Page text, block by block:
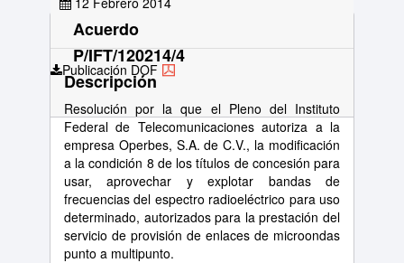
Publicación DOF
Acuerdo
P/IFT/120214/4
Descripción
Resolución por la que el Pleno del Instituto
Federal de Telecomunicaciones autoriza a la
empresa Operbes, S.A. de C.V., la modificación
a la condición 8 de los títulos de concesión para
usar, aprovechar y explotar bandas de
frecuencias del espectro radioeléctrico para uso
determinado, autorizados para la prestación del
servicio de provisión de enlaces de microondas
punto a multipunto.